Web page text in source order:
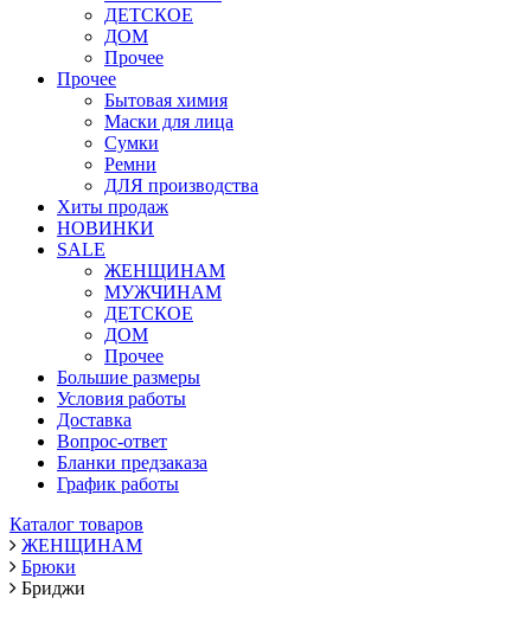
ДЕТСКОЕ
ДОМ
Прочее
Прочее
Бытовая химия
Маски для лица
Сумки
Ремни
ДЛЯ производства
Хиты продаж
НОВИНКИ
SALE
ЖЕНЩИНАМ
МУЖЧИНАМ
ДЕТСКОЕ
ДОМ
Прочее
Большие размеры
Условия работы
Доставка
Вопрос-ответ
Бланки предзаказа
График работы
Каталог товаров
ЖЕНЩИНАМ
Брюки
Бриджи